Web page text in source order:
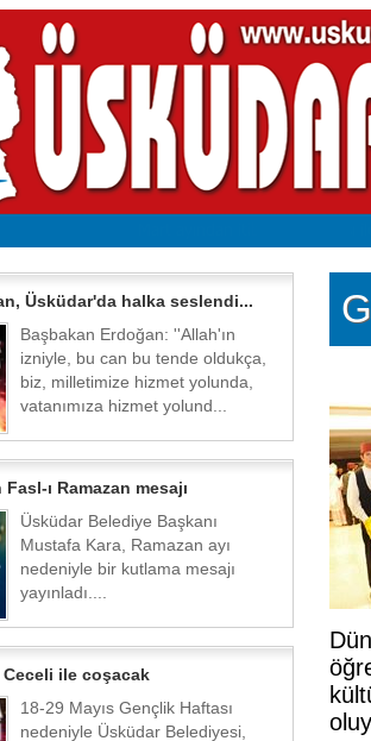
Üsküdar'da halka seslendi...
Başbakan Erdoğan: ''Allah'ın
izniyle, bu can bu tende oldukça,
biz, milletimize hizmet yolunda,
vatanımıza hizmet yolund...
ı Ramazan mesajı
Üsküdar Belediye Başkanı
Mustafa Kara, Ramazan ayı
nedeniyle bir kutlama mesajı
yayınladı....
ile coşacak
18-29 Mayıs Gençlik Haftası
nedeniyle Üsküdar Belediyesi,